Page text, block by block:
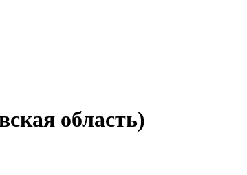
область)